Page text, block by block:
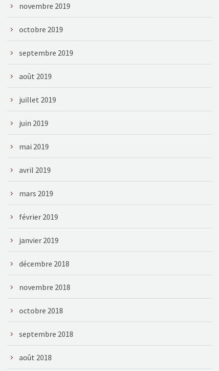
novembre 2019
octobre 2019
septembre 2019
août 2019
juillet 2019
juin 2019
mai 2019
avril 2019
mars 2019
février 2019
janvier 2019
décembre 2018
novembre 2018
octobre 2018
septembre 2018
août 2018